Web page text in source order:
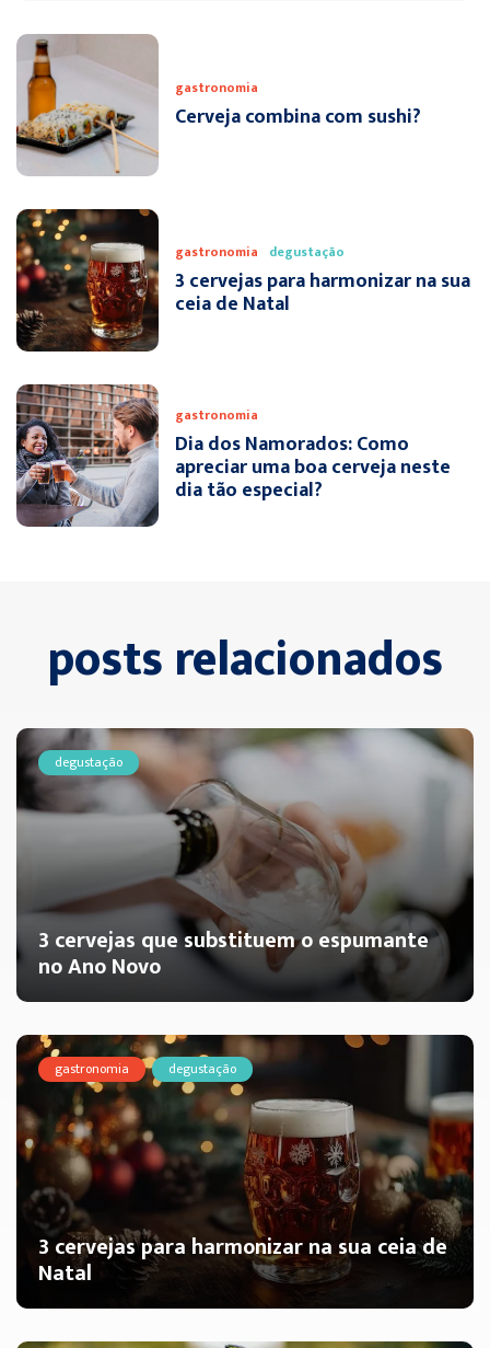
gastronomia
Cerveja combina com sushi?
gastronomia degustação
3 cervejas para harmonizar na sua
ceia de Natal
gastronomia
Dia dos Namorados: Como
apreciar uma boa cerveja neste
dia tão especial?
posts relacionados
degustação
3 cervejas que substituem o espumante
no Ano Novo
gastronomia degustação
3 cervejas para harmonizar na sua ceia de
Natal